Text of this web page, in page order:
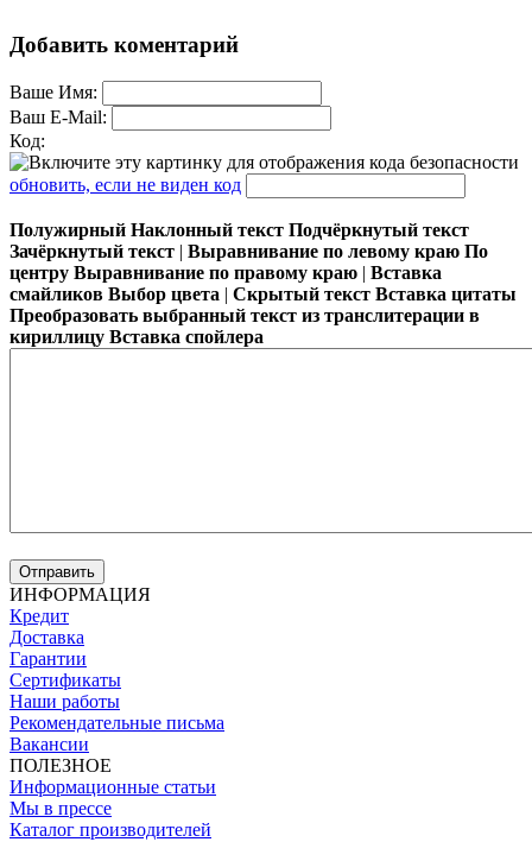
Добавить коментарий
Ваше Имя:
Ваш E-Mail:
Код:
обновить, если не виден код
Полужирный Наклонный текст Подчёркнутый текст
Зачёркнутый текст | Выравнивание по левому краю По
центру Выравнивание по правому краю | Вставка
смайликов Выбор цвета | Скрытый текст Вставка цитаты
Преобразовать выбранный текст из транслитерации в
кириллицу Вставка спойлера
ИНФОРМАЦИЯ
Кредит
Доставка
Гарантии
Сертификаты
Наши работы
Рекомендательные письма
Вакансии
ПОЛЕЗНОЕ
Информационные статьи
Мы в прессе
Каталог производителей